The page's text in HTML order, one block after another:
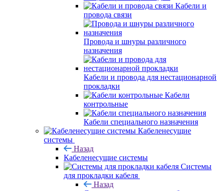
Кабели и
провода связи
Провода и шнуры различного
назначения
Кабели и провода для нестационарной
прокладки
Кабели
контрольные
Кабели специального назначения
Кабеленесущие
системы
Назад
Кабеленесущие системы
Системы
для прокладки кабеля
Назад